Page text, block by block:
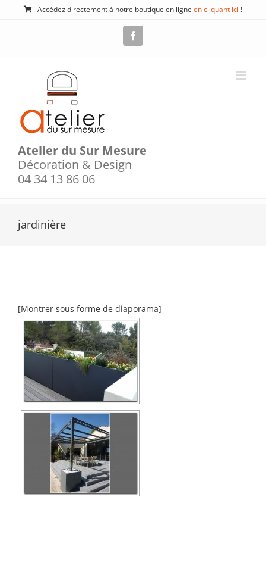
Passer
Accédez directement à notre boutique en ligne en cliquant ici !
Atelier du Sur Mesure
Décoration & Design
04 34 13 86 06
jardinière
[Montrer sous forme de diaporama]